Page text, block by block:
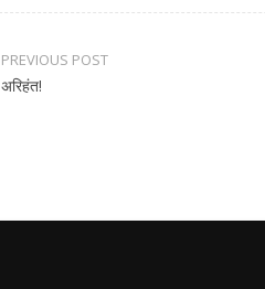
PREVIOUS POST
अरिहंत!